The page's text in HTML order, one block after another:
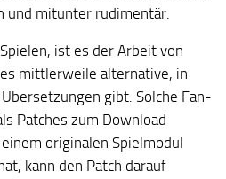
und mitunter rudimentär.
ist es der Arbeit von
mittlerweile alternative, in
gibt. Solche Fan-
Patches zum Download
originalen Spielmodul
kann den Patch darauf